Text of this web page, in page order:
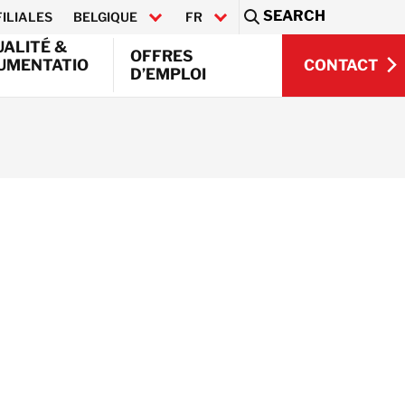
BELGIQUE FR SEARCH
&
&
OFFRES
D’EMPLOI
CONTACT